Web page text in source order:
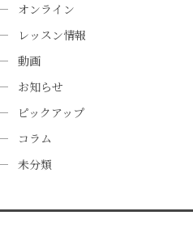
オンライン
レッスン情報
動画
お知らせ
ピックアップ
コラム
未分類